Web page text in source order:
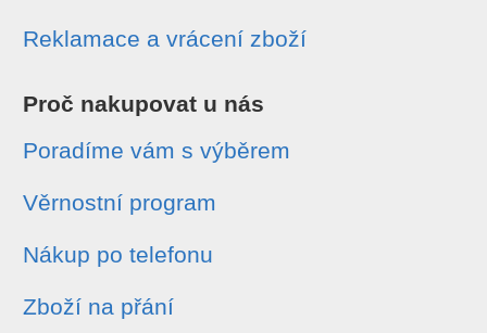
Reklamace a vrácení zboží
Proč nakupovat u nás
Poradíme vám s výběrem
Věrnostní program
Nákup po telefonu
Zboží na přání